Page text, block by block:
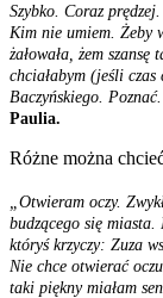
Szybko. Coraz
Kim nie umiem. Żeby
żałowała, żem
chciałabym (jeśli
Baczyńskiego.
Paulia.
Różne można
Otwieram oczy.
budzącego się
któryś krzyczy: Zuza
Nie chce otwierać
taki piękny miałam